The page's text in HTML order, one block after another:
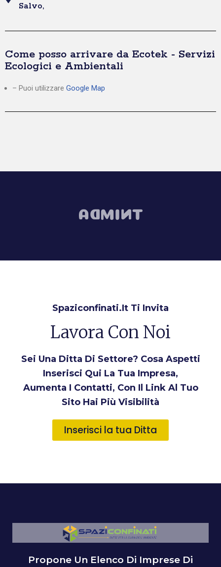
Salvo,
Come posso arrivare da Ecotek - Servizi
Ecologici e Ambientali
– Puoi utilizzare Google Map
Spaziconfinati.it Ti Invita
Lavora Con Noi
Sei Una Ditta Di Settore? Cosa Aspetti
Inserisci Qui La Tua Impresa,
Aumenta I Contatti, Con Il Link Al Tuo
Sito Hai Più Visibilità
Inserisci la tua Ditta
Propone Un Elenco Di Imprese Di